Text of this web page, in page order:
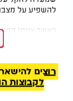
להשפיע על
כאשר צוותי
כבר היה מחוסר
החייאה, אך
רוצים
לקבוצות